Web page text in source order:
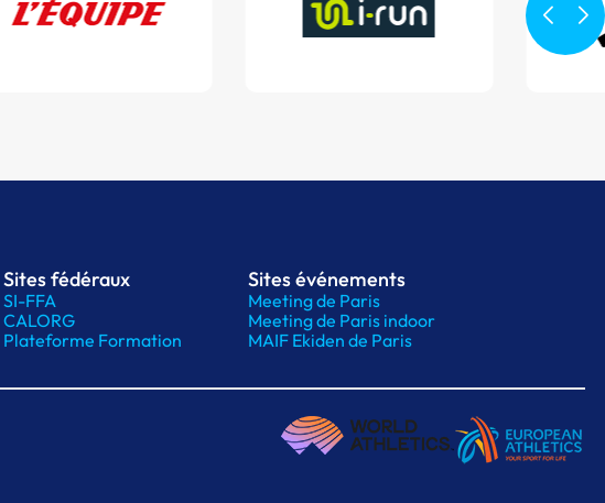
Sites fédéraux
SI-FFA
CALORG
Plateforme Formation
Sites événements
Meeting de Paris
Meeting de Paris indoor
MAIF Ekiden de Paris